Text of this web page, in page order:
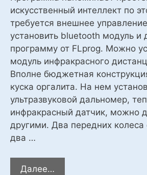
искусственный интеллект по
требуется внешнее
установить bluetooth модуль и
программу от FLprog. Можно
модуль инфракрасного
Вполне бюджетная
куска оргалита. На нем
ультразвуковой дальномер,
инфракрасный датчик, можно
другими. Два передних колеса
два …
Далее…